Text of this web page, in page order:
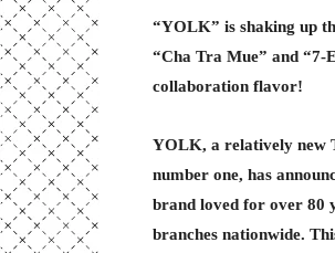
“YOLK” is shaking up
“Cha Tra Mue” and “7-
collaboration flavor!
YOLK, a relatively new
number one, has
brand loved for over 80
branches nationwide.